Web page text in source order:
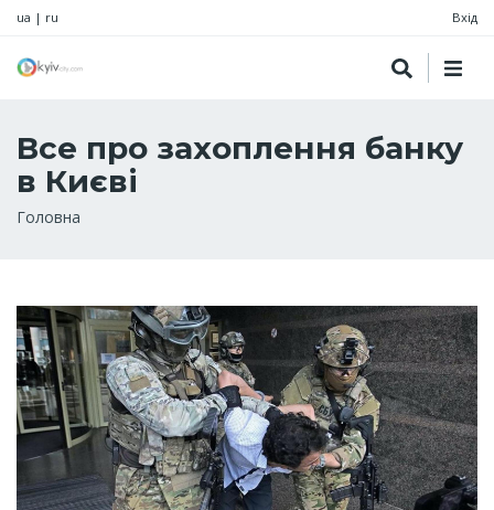
ua | ru Вхід
Все про захоплення банку
в Києві
Рядок
Головна